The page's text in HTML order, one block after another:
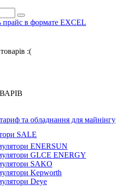
прайс в формате EXCEL
:(
та обладнання для майнінгу
SALE
ENERSUN
GLCE ENERGY
SAKO
Kepworth
Deye